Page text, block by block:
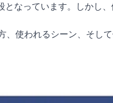
なっています。しかし
、使われるシーン、そし